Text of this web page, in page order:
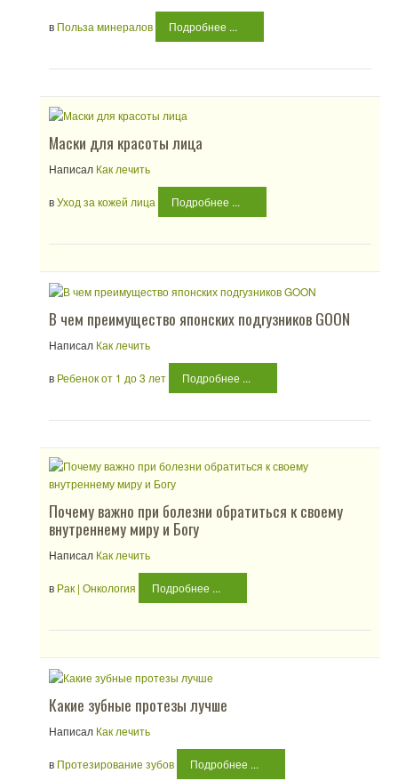
в Польза минералов Подробнее ...
Маски для красоты лица
Написал Как лечить
вУход за кожей лица Подробнее ...
В чем преимущество японских подгузников GOON
Написал Как лечить
в Ребенок от 1 до 3 лет Подробнее ...
Почему важно при болезни обратиться к своему
внутреннему миру и Богу
Написал Как лечить
в Рак | Онкология Подробнее ...
Какие зубные протезы лучше
Написал Как лечить
в Протезирование зубов Подробнее ...